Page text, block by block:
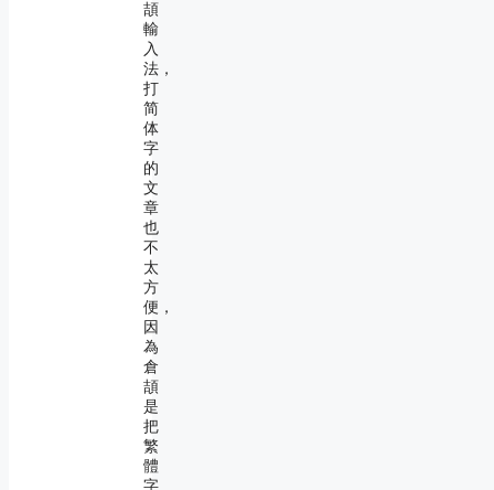
頡
輸
入
法，
打
简
体
字
的
文
章
也
不
太
方
便，
因
為
倉
頡
是
把
繁
體
字